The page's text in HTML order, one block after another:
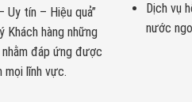
Uy tín – Hiệu quả”
Khách hàng những
đáp ứng được
mọi lĩnh vực.
Dịch vụ
nước